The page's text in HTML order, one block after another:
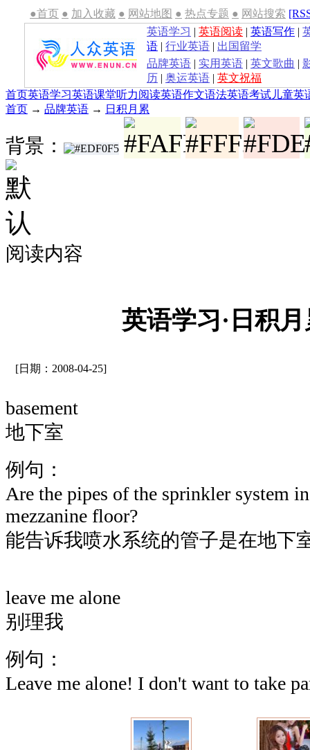
●首页 ● 加入收藏 ● 网站地图 ● 热点专题 ● 网站搜索
英语学习 | 英语阅读 | 英语写作 |
语 | 行业英语 | 出国留学
品牌英语 | 实用英语 | 英文歌曲 |
历 | 奥运英语 | 英文祝福
首页英语学习英语课堂听力阅读英语作文语法英语考试 儿童英
首页 → 品牌英语 → 日积月累
背景：
阅读内容
英语学习·日积月
[日期：2008-04-25]
basement
地下室
例句：
Are the pipes of the sprinkler system
mezzanine floor?
能告诉我喷水系统的管子是在地下
leave me alone
别理我
例句：
Leave me alone! I don't want to take